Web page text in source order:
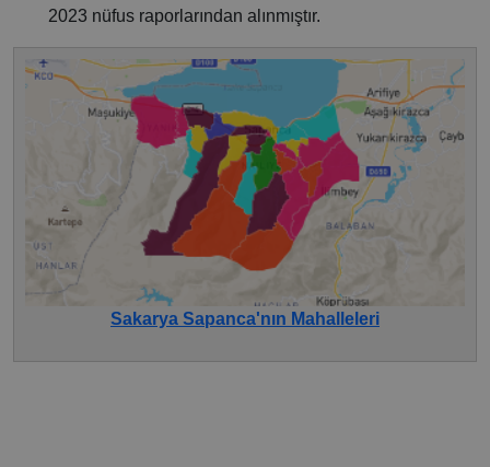
2023 nüfus raporlarından alınmıştır.
Sakarya Sapanca'nın Mahalleleri